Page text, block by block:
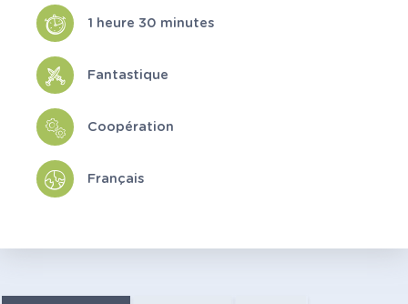
1 heure 30 minutes
Fantastique
Coopération
Français